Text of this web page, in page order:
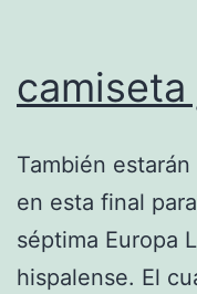
camiseta
También
en esta final
séptima Europa
hispalense. El